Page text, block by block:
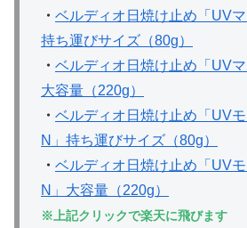
・ ベルディオ日焼け止め「UVマ
持ち運びサイズ（80g）
・ ベルディオ日焼け止め 「UV
大容量（220g）
・ ベルディオ日焼け止め 「UV
N」持ち運びサイズ（80g）
・ ベルディオ日焼け止め 「UV
N」大容量（220g）
※上記クリックで楽天に飛びます